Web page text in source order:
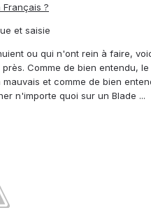
Français ?
et saisie
ou qui n'ont rein à faire,
Comme de bien entendu, le
et comme de bien
n'importe quoi sur un Blade ...